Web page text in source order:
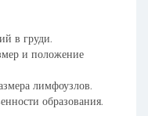
в груди.
и положение
лимфоузлов.
образования.